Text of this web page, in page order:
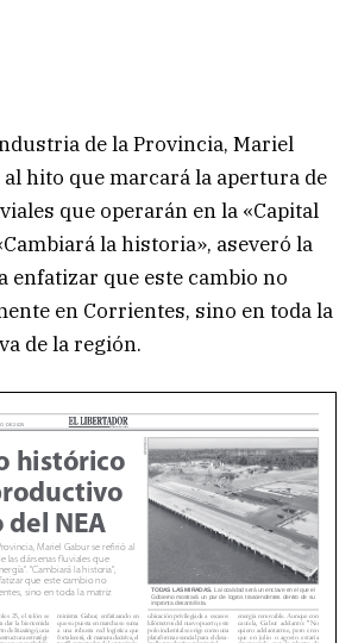
de la Provincia, Mariel
hito que marcará la apertura de
que operarán en la «Capital
la historia», aseveró la
enfatizar que este cambio no
en Corrientes, sino en toda la
de la región.